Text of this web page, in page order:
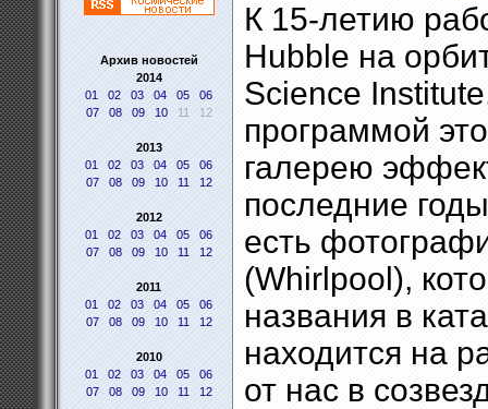
Архив новостей
2014
01
02 03 04 05
06
07
08 09 10 11 12
2013
01
02 03 04 05
06
07
08 09 10 11 12
2012
01
02 03 04 05
06
07
08 09 10 11 12
2011
01
02 03 04 05
06
07
08 09 10 11 12
2010
01
02 03 04 05
06
07
08 09 10 11 12
К 15-летию
Hubble на
Science
программой
галерею
последние
есть
(Whirlpool),
названия в
находится на
от нас в